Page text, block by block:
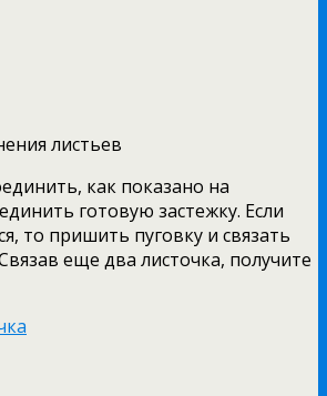
листьев
как показано на
готовую застежку. Если
то пришить пуговку и связать
еще два листочка, получите